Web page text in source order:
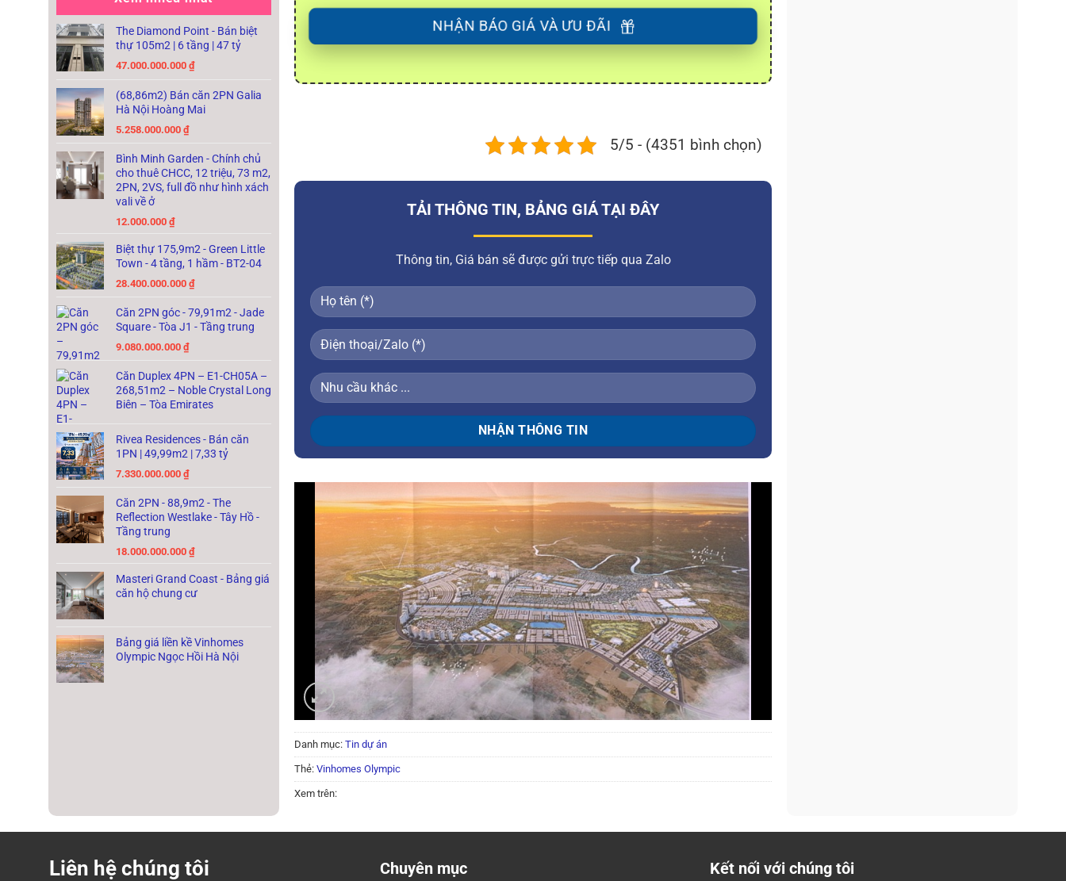
The Diamond Point - Bán biệt
thự 105m2 | 6 tầng | 47 tỷ
47.000.000.000 ₫
(68,86m2) Bán căn 2PN Galia
Hà Nội Hoàng Mai
5.258.000.000 ₫
Bình Minh Garden - Chính chủ
cho thuê CHCC, 12 triệu, 73 m2,
2PN, 2VS, full đồ như hình xách
vali về ở
12.000.000 ₫
Biệt thự 175,9m2 - Green Little
Town - 4 tầng, 1 hầm - BT2-04
28.400.000.000 ₫
Căn 2PN góc - 79,91m2 - Jade
Square - Tòa J1 - Tầng trung
9.080.000.000 ₫
Căn Duplex 4PN – E1-CH05A –
268,51m2 – Noble Crystal Long
Biên – Tòa Emirates
Rivea Residences - Bán căn
1PN | 49,99m2 | 7,33 tỷ
7.330.000.000 ₫
Căn 2PN - 88,9m2 - The
Reflection Westlake - Tây Hồ -
Tầng trung
18.000.000.000 ₫
Masteri Grand Coast - Bảng giá
căn hộ chung cư
Bảng giá liền kề Vinhomes
Olympic Ngọc Hồi Hà Nội
NHẬN BÁO GIÁ VÀ ƯU ĐÃI
5/5 - (4351 bình chọn)
TẢI THÔNG TIN, BẢNG GIÁ TẠI ĐÂY
Thông tin, Giá bán sẽ được gửi trực tiếp qua Zalo
Danh mục:Tin dự án
Thẻ:Vinhomes Olympic
Xem trên:
Liên hệ chúng tôi Chuyên mục Kết nối với chúng tôi